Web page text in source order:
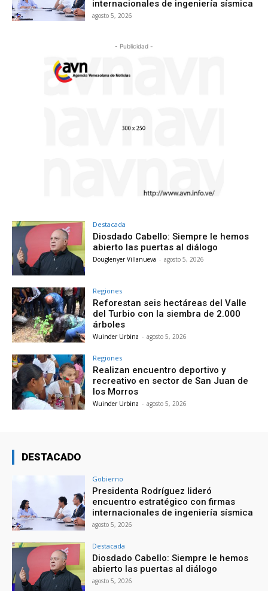
internacionales de ingeniería sísmica
agosto 5, 2026
- Publicidad -
Destacada
Diosdado Cabello: Siempre le hemos
abierto las puertas al diálogo
Douglenyer Villanueva - agosto 5, 2026
Regiones
Reforestan seis hectáreas del Valle
del Turbio con la siembra de 2.000
árboles
Wuinder Urbina - agosto 5, 2026
Regiones
Realizan encuentro deportivo y
recreativo en sector de San Juan de
los Morros
Wuinder Urbina - agosto 5, 2026
DESTACADO
Gobierno
Presidenta Rodríguez lideró
encuentro estratégico con firmas
internacionales de ingeniería sísmica
agosto 5, 2026
Destacada
Diosdado Cabello: Siempre le hemos
abierto las puertas al diálogo
agosto 5, 2026